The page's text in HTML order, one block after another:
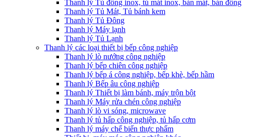
Thanh lý Tủ đông inox, tủ mát inox, bàn mát, bàn đông
Thanh lý Tủ Mát, Tủ bánh kem
Thanh lý Tủ Đông
Thanh lý Máy lạnh
Thanh lý Tủ Lạnh
Thanh lý các loại thiết bị bếp công nghiệp
Thanh lý lò nướng công nghiệp
Thanh lý bếp chiên công nghiệp
Thanh lý bếp á công nghiệp, bếp khè, bếp hầm
Thanh lý Bếp âu công nghiệp
Thanh lý Thiết bị làm bánh, máy trộn bột
Thanh lý Máy rửa chén công nghiệp
Thanh lý lò vi sóng, microwave
Thanh lý tủ hấp công nghiệp, tủ hấp cơm
Thanh lý máy chế biến thực phẩm